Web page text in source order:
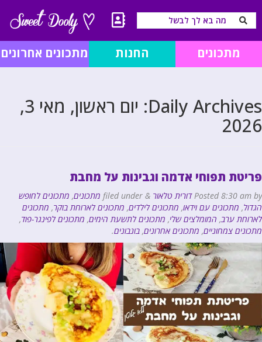
מתכונים החנות מתכונים אחרונים
Daily Archives:
יום ראשון, מאי 3,
2026
פריטת תפוחי אדמה וגבינות על מחבת
Posted8:30 am by דורית טלאור & מתכונים, מתכונים לחופש
הגדול, מתכונים עם וידאו, מתכונים לילדים, מתכונים לארוחת בוקר, מתכונים
לארוחת ערב, המומלצים שלי, מתכונים לתשעת הימים, מתכונים לפינגר-פוד,
מתכונים צמחוניים, מתכונים אחרונים, בונבונים.